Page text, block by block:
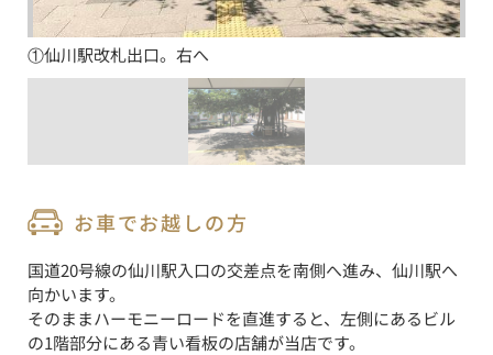
①仙川駅改札出口。右へ
お車でお越しの方
国道20号線の仙川駅入口の交差点を南側へ進み、仙川駅へ
向かいます。
そのままハーモニーロードを直進すると、左側にあるビル
の1階部分にある青い看板の店舗が当店です。